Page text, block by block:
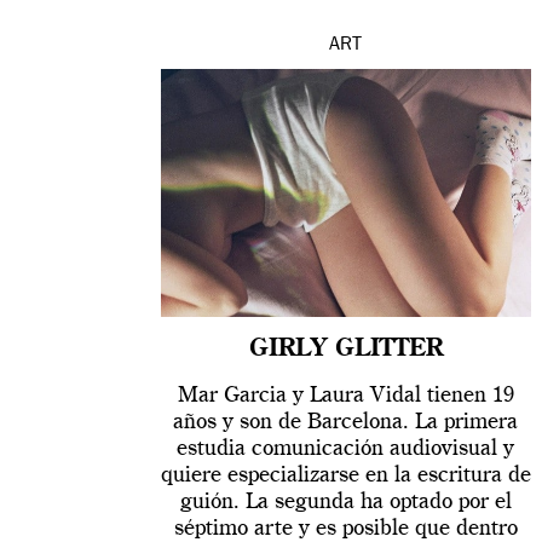
ART
GIRLY GLITTER
Mar Garcia y Laura Vidal tienen 19
años y son de Barcelona. La primera
estudia comunicación audiovisual y
quiere especializarse en la escritura de
guión. La segunda ha optado por el
séptimo arte y es posible que dentro